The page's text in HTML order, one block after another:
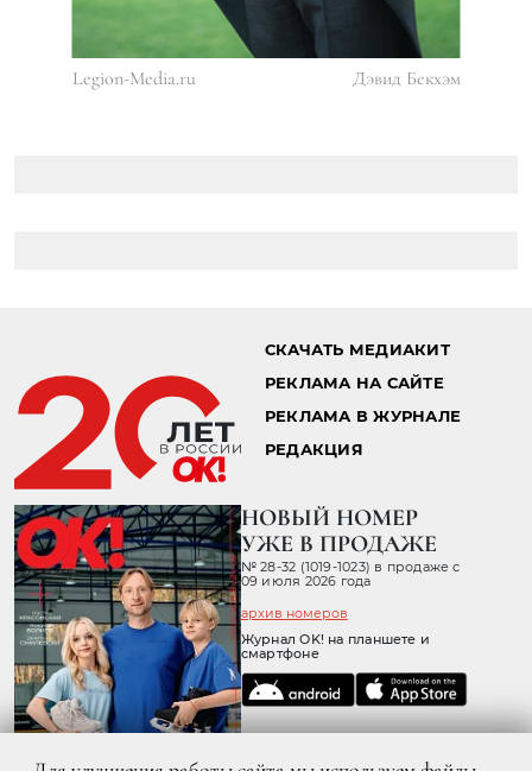
Legion-Media.ru Дэвид Бекхэм
СКАЧАТЬ МЕДИАКИТ
РЕКЛАМА НА САЙТЕ
РЕКЛАМА В ЖУРНАЛЕ
РЕДАКЦИЯ
НОВЫЙ НОМЕР
УЖЕ В ПРОДАЖЕ
№ 28-32 (1019-1023) в продаже с
09 июля 2026 года
архив номеров
Журнал OK! на планшете и
смартфоне